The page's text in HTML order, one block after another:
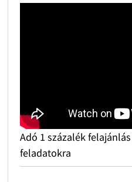
Adó 1 százalék
feladatokra